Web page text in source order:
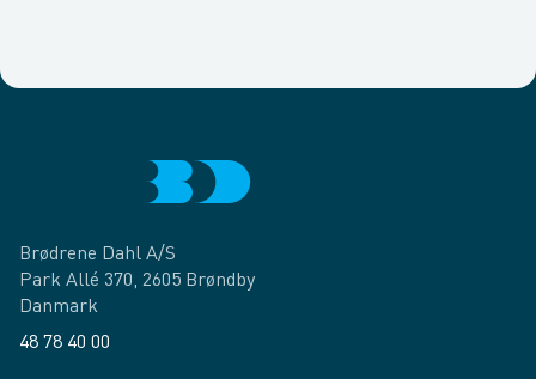
Brødrene Dahl A/S
Park Allé 370, 2605 Brøndby
Danmark
48 78 40 00